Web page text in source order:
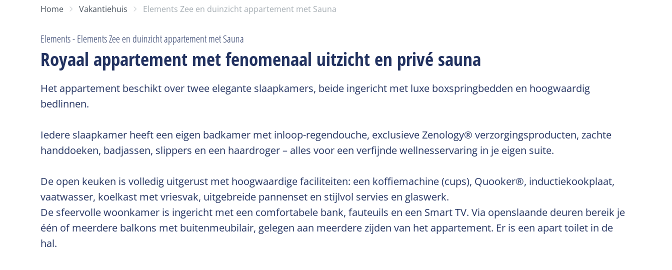
Home Vakantiehuis Elements Zee en duinzicht appartement met Sauna
Elements - Elements Zee en duinzicht appartement met Sauna
Royaal appartement met fenomenaal uitzicht en privé sauna
Het appartement beschikt over twee elegante slaapkamers, beide ingericht met luxe boxspringbedden en hoogwaardig
bedlinnen.
Iedere slaapkamer heeft een eigen badkamer met inloop-regendouche, exclusieve Zenology® verzorgingsproducten, zachte
handdoeken, badjassen, slippers en een haardroger – alles voor een verfijnde wellnesservaring in je eigen suite.
De open keuken is volledig uitgerust met hoogwaardige faciliteiten: een koffiemachine (cups), Quooker®, inductiekookplaat,
vaatwasser, koelkast met vriesvak, uitgebreide pannenset en stijlvol servies en glaswerk.
De sfeervolle woonkamer is ingericht met een comfortabele bank, fauteuils en een Smart TV. Via openslaande deuren bereik je
één of meerdere balkons met buitenmeubilair, gelegen aan meerdere zijden van het appartement. Er is een apart toilet in de
hal.